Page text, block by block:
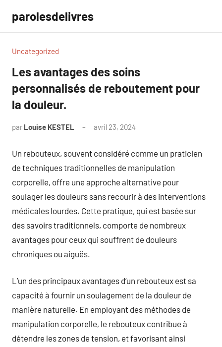
contenu
parolesdelivres
Uncategorized
Les avantages des soins
personnalisés de reboutement pour
la douleur.
par Louise KESTEL avril 23, 2024
Un rebouteux, souvent considéré comme un praticien
de techniques traditionnelles de manipulation
corporelle, offre une approche alternative pour
soulager les douleurs sans recourir à des interventions
médicales lourdes. Cette pratique, qui est basée sur
des savoirs traditionnels, comporte de nombreux
avantages pour ceux qui souffrent de douleurs
chroniques ou aiguës.
L’un des principaux avantages d’un rebouteux est sa
capacité à fournir un soulagement de la douleur de
manière naturelle. En employant des méthodes de
manipulation corporelle, le rebouteux contribue à
détendre les zones de tension, et favorisant ainsi